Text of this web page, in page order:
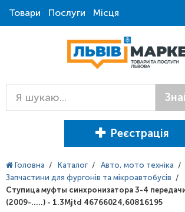
Товари Послуги Місця
Реєстрація
Головна / Каталог / Авто, мото техніка /
Запчастини для фургонів та мікроавтобусів /
Ступица муфты синхронизатора 3-4
(2009-.....) - 1.3Mjtd 46766024,60816195